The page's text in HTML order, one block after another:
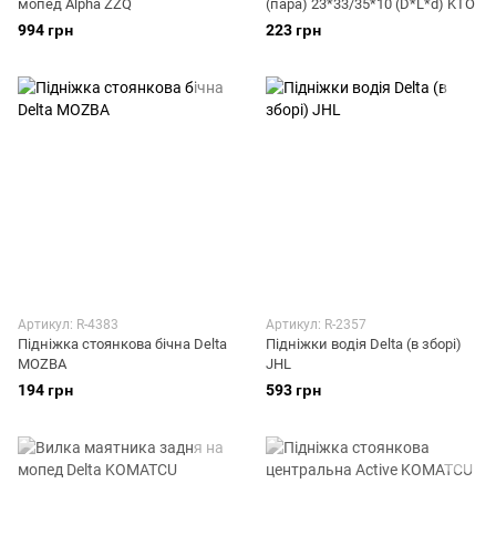
мопед Alpha ZZQ
994 грн
(пара) 23*33/35*10 (D*L*d) KTO
223 грн
Артикул: R-4383
Підніжка стоянкова бічна Delta
MOZBA
194 грн
Артикул: R-2357
Підніжки водія Delta (в зборі)
JHL
593 грн